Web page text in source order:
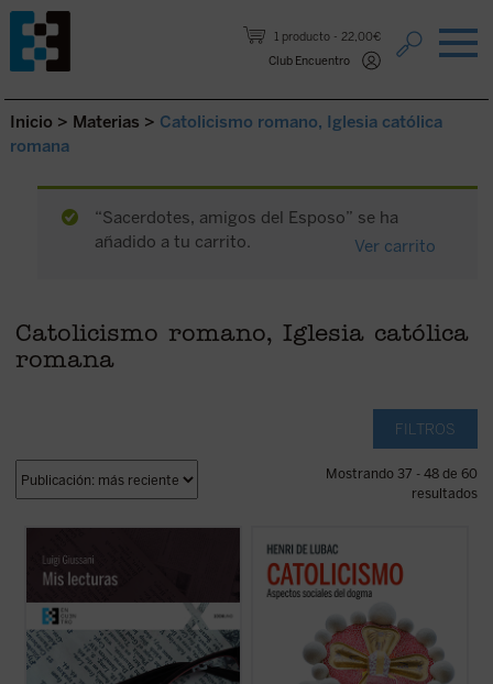
1 producto
22,00€
Club Encuentro
Saltar al contenido.
Inicio > Materias > Catolicismo romano, Iglesia católica
romana
“Sacerdotes, amigos del Esposo” se ha
añadido a tu carrito.
Ver carrito
Catolicismo romano, Iglesia católica
romana
FILTROS
Mostrando 37 - 48 de 60
resultados
que Luigi Giussani llevó a cabo de sus
autores más queridos. Un libro en el que se
muestra, más allá del ejercicio de crítica
literaria, cómo un espíritu auténticamente
cristiano lee, en la ...
En este gran clásico, de carácter
programático, del padre De Lubac se
perfilan los dos rasgos esenciales de la
realidadcatólica. Por un lado, la dimensión
«social» --la solidaridad universal como
acontecimiento salvífico de la ...